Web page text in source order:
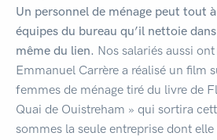
Un personnel de ménage peut tout
équipes du bureau qu’il nettoie
même du lien. Nos salariés aussi
Emmanuel Carrère a réalisé un film
femmes de ménage tiré du livre de
Quai de Ouistreham » qui sortira
sommes la seule entreprise dont